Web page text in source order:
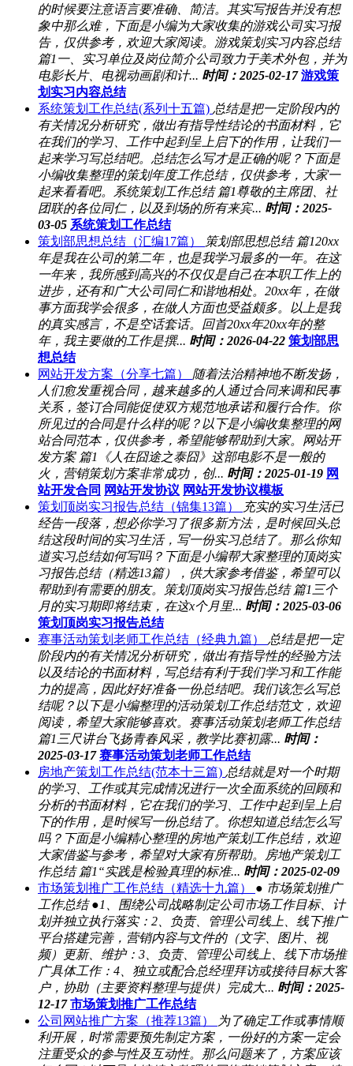
的时候要注意语言要准确、简洁。其实写报告并没有想
象中那么难，下面是小编为大家收集的游戏公司实习报
告，仅供参考，欢迎大家阅读。游戏策划实习内容总结
篇1一、实习单位及岗位简介公司致力于美术外包，并为
电影长片、电视动画剧和计... 时间：2025-02-17 游戏策
划实习内容总结
系统策划工作总结(系列十五篇) 总结是把一定阶段内的
有关情况分析研究，做出有指导性结论的书面材料，它
在我们的学习、工作中起到呈上启下的作用，让我们一
起来学习写总结吧。总结怎么写才是正确的呢？下面是
小编收集整理的策划年度工作总结，仅供参考，大家一
起来看看吧。系统策划工作总结 篇1尊敬的主席团、社
团联的各位同仁，以及到场的所有来宾... 时间：2025-
03-05 系统策划工作总结
策划部思想总结（汇编17篇）
策划部思想总结 篇120xx
年是我在公司的第二年，也是我学习最多的一年。在这
一年来，我所感到高兴的不仅仅是自己在本职工作上的
进步，还有和广大公司同仁和谐地相处。20xx年，在做
事方面我学会很多，在做人方面也受益颇多。以上是我
的真实感言，不是空话套话。回首20xx年20xx年的整
年，我主要做的工作是撰... 时间：2026-04-22 策划部思
想总结
网站开发方案（分享七篇）
随着法治精神地不断发扬，
人们愈发重视合同，越来越多的人通过合同来调和民事
关系，签订合同能促使双方规范地承诺和履行合作。你
所见过的合同是什么样的呢？以下是小编收集整理的网
站合同范本，仅供参考，希望能够帮助到大家。网站开
发方案 篇1《人在囧途之泰囧》这部电影不是一般的
火，营销策划方案非常成功，创... 时间：2025-01-19 网
站开发合同 网站开发协议 网站开发协议模板
策划顶岗实习报告总结（锦集13篇）
充实的实习生活已
经告一段落，想必你学习了很多新方法，是时候回头总
结这段时间的实习生活，写一份实习总结了。那么你知
道实习总结如何写吗？下面是小编帮大家整理的顶岗实
习报告总结（精选13篇），供大家参考借鉴，希望可以
帮助到有需要的朋友。策划顶岗实习报告总结 篇1三个
月的实习期即将结束，在这x个月里... 时间：2025-03-06
策划顶岗实习报告总结
赛事活动策划老师工作总结（经典九篇）
总结是把一定
阶段内的有关情况分析研究，做出有指导性的经验方法
以及结论的书面材料，写总结有利于我们学习和工作能
力的提高，因此好好准备一份总结吧。我们该怎么写总
结呢？以下是小编整理的活动策划工作总结范文，欢迎
阅读，希望大家能够喜欢。赛事活动策划老师工作总结
篇1三尺讲台飞扬青春风采，教学比赛初露... 时间：
2025-03-17 赛事活动策划老师工作总结
房地产策划工作总结(范本十三篇) 总结就是对一个时期
的学习、工作或其完成情况进行一次全面系统的回顾和
分析的书面材料，它在我们的学习、工作中起到呈上启
下的作用，是时候写一份总结了。你想知道总结怎么写
吗？下面是小编精心整理的房地产策划工作总结，欢迎
大家借鉴与参考，希望对大家有所帮助。房地产策划工
作总结 篇1“实践是检验真理的标准... 时间：2025-02-09
市场策划推广工作总结（精选十九篇）
● 市场策划推广
工作总结 ●1、围绕公司战略制定公司市场工作目标、计
划并独立执行落实：2、负责、管理公司线上、线下推广
平台搭建完善，营销内容与文件的（文字、图片、视
频）更新、维护：3、负责、管理公司线上、线下市场推
广具体工作：4、独立或配合总经理拜访或接待目标大客
户，协助（主要资料整理与提供）完成大... 时间：2025-
12-17 市场策划推广工作总结
公司网站推广方案（推荐13篇）
为了确定工作或事情顺
利开展，时常需要预先制定方案，一份好的方案一定会
注重受众的参与性及互动性。那么问题来了，方案应该